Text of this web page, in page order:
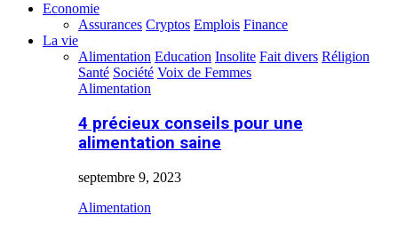
Economie
Assurances Cryptos Emplois Finance
La vie
Alimentation Education Insolite Fait divers Réligion
Santé Société Voix de Femmes
Alimentation
4 précieux conseils pour une
alimentation saine
septembre 9, 2023
Alimentation